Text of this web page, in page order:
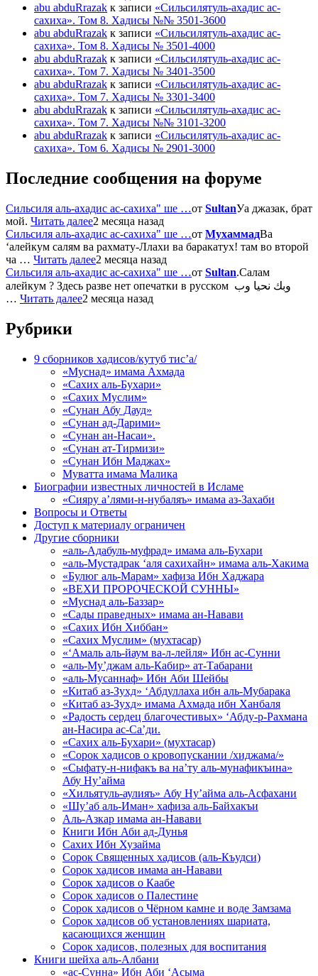
abu abduRrazak к записи «Сильсилятуль-ахадис ас-
сахиха». Том 8. Хадисы №№ 3501-3600
abu abduRrazak к записи «Сильсилятуль-ахадис ас-
сахиха». Том 8. Хадисы № 3501-4000
abu abduRrazak к записи «Сильсилятуль-ахадис ас-
сахиха». Том 7. Хадисы № 3401-3500
abu abduRrazak к записи «Сильсилятуль-ахадис ас-
сахиха». Том 7. Хадисы № 3301-3400
abu abduRrazak к записи «Сильсилятуль-ахадис ас-
сахиха». Том 7. Хадисы №№ 3101-3200
abu abduRrazak к записи «Сильсилятуль-ахадис ас-
сахиха». Том 6. Хадисы № 2901-3000
Последние сообщения на форуме
Сильсиля аль-ахадис ас-сахиха" ше …от SultanУа джазак, брат
мой. Читать далее2 месяца назад
Сильсиля аль-ахадис ас-сахиха" ше …от МухаммадВа
‘алейкум салям ва рахмату-Ллахи ва баракатух! там во второй
ча … Читать далее2 месяца назад
Сильсиля аль-ахадис ас-сахиха" ше …от Sultan.Салам
алейкум ? Здесь разве нет опечатки в русском وبك نحيا وب
… Читать далее2 месяца назад
Рубрики
9 сборников хадисов/кутуб тис’а/
«Муснад» имама Ахмада
«Сахих аль-Бухари»
«Сахих Муслим»
«Сунан Абу Дауд»
«Сунан ад-Дарими»
«Сунан ан-Насаи».
«Сунан ат-Тирмизи»
«Сунан Ибн Маджах»
Муватта имама Малика
Биографии известных личностей в Исламе
«Сияру а’лями-н-нубаляъ» имама аз-Захаби
Вопросы и Ответы
Доступ к материалу ограничен
Другие сборники
«аль-Адабуль-муфрад» имама аль-Бухари
«аль-Мустадрак ‘аля сахихайн» имама аль-Хакима
«Булюг аль-Марам» хафиза Ибн Хаджара
«ВЕХИ ПРОРОЧЕСКОЙ СУННЫ»
«Муснад аль-Баззар»
«Сады праведных» имама ан-Навави
«Сахих Ибн Хиббан»
«Сахих Муслим» (мухтасар)
«‘Амаль аль-йаум ва-л-лейля» Ибн ас-Сунни
«аль-Му’джам аль-Кабир» ат-Табарани
«аль-Мусаннаф» Ибн Аби Шейбы
«Китаб аз-Зухд» ‘Абдуллаха ибн аль-Мубарака
«Китаб аз-Зухд» имама Ахмада ибн Ханбаля
«Радость сердец благочестивых» ‘Абду-р-Рахмана
ан-Насира ас-Са’ди.
«Сахих аль-Бухари» (мухтасар)
«Сорок хадисов о кровопускании /хиджама/»
«Сыфату-н-нифакъ ва на’ту аль-мунафикъина»
Абу Ну’айма
«Хильятуль-аулияъ» Абу Ну’айма аль-Асфахани
«Шу’аб аль-Иман» хафиза аль-Байхакъи
Аль-Азкар имама ан-Навави
Книги Ибн Аби ад-Дунья
Сахих Ибн Хузайма
Сорок Священных хадисов (аль-Къудси)
Сорок хадисов имама ан-Навави
Сорок хадисов о Каабе
Сорок хадисов о Палестине
Сорок хадисов о Чёрном камне и воде Замзама
Сорок хадисов об установлениях шариата,
касающихся женщин
Сорок хадисов, полезных для воспитания
Книги шейха аль-Албани
«ас-Сунна» Ибн Аби ‘Асыма